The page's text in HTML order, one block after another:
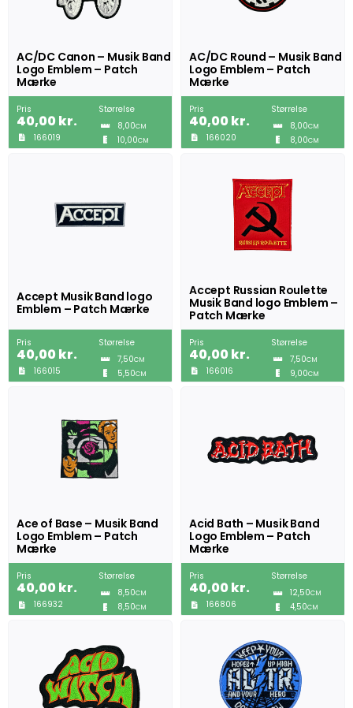
AC/DC Canon – Musik Band
Logo Emblem – Patch
Mærke
Pris
40,00kr.
166019
Størrelse
8,00CM
10,00CM
AC/DC Round – Musik Band
Logo Emblem – Patch
Mærke
Pris
40,00kr.
166020
Størrelse
8,00CM
8,00CM
Accept Musik Band logo
Emblem – Patch Mærke
Pris
40,00kr.
166015
Størrelse
7,50CM
5,50CM
Accept Russian Roulette
Musik Band logo Emblem –
Patch Mærke
Pris
40,00kr.
166016
Størrelse
7,50CM
9,00CM
Ace of Base – Musik Band
Logo Emblem – Patch
Mærke
Pris
40,00kr.
166932
Størrelse
8,50CM
8,50CM
Acid Bath – Musik Band
Logo Emblem – Patch
Mærke
Pris
40,00kr.
166806
Størrelse
12,50CM
4,50CM